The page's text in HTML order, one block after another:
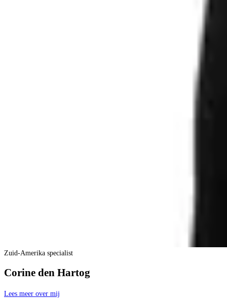
Zuid-Amerika specialist
Corine den Hartog
Lees meer over mij